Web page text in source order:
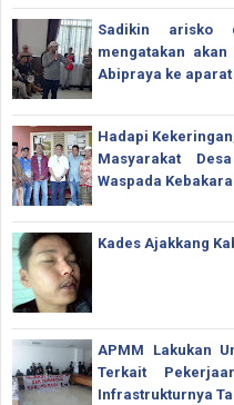
Sadikin arisko
mengatakan
Abipraya ke
Hadapi
Masyarakat
Waspada
Kades Ajakkang
APMM Lakukan
Terkait
Infrastrukturnya